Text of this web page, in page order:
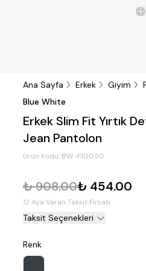
Ana Sayfa Erkek Giyim
Blue White
Erkek Slim Fit Yırtık
Jean Pantolon
Ürün Kodu: BW-F10050
₺ 908.00₺ 454.00
12 Aya Varan Taksit Fırsatı
Taksit Seçenekleri
Renk